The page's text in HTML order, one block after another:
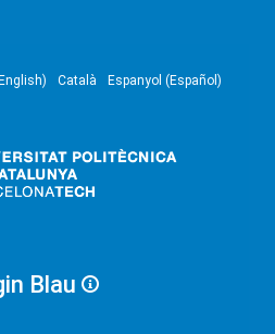
Català Espanyol (Español)
Blau